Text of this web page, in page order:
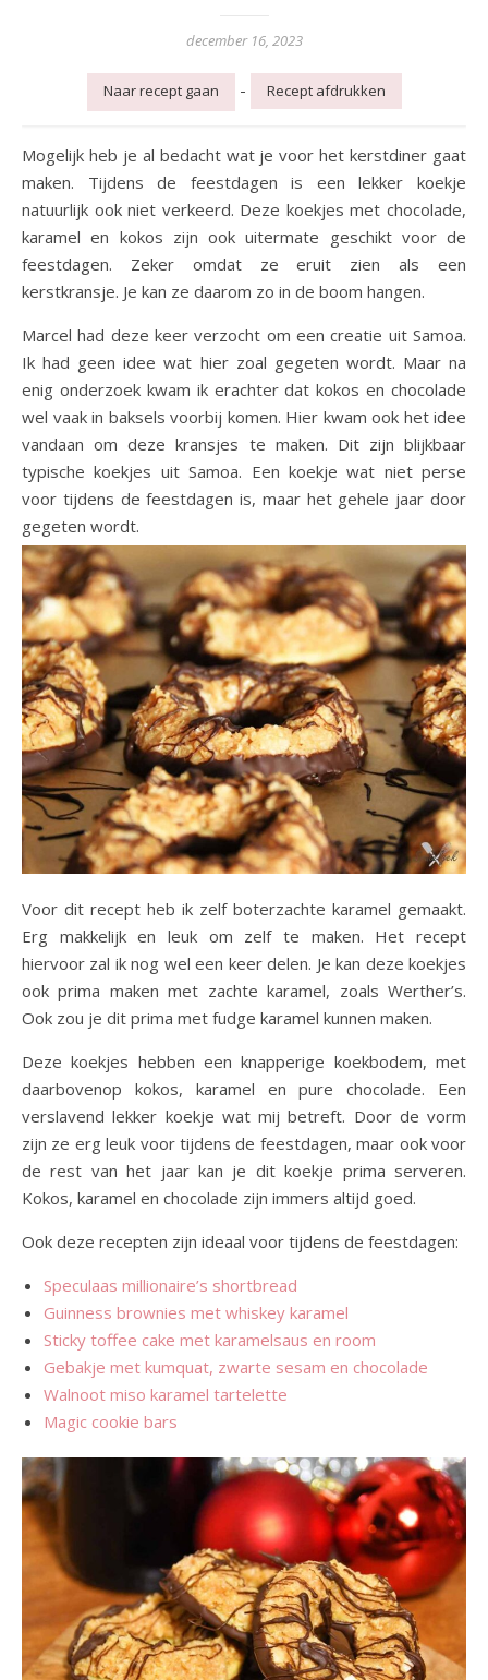
december 16, 2023
Naar recept gaan - Recept afdrukken
Mogelijk heb je al bedacht wat je voor het kerstdiner gaat
maken. Tijdens de feestdagen is een lekker koekje
natuurlijk ook niet verkeerd. Deze koekjes met chocolade,
karamel en kokos zijn ook uitermate geschikt voor de
feestdagen. Zeker omdat ze eruit zien als een
kerstkransje. Je kan ze daarom zo in de boom hangen.
Marcel had deze keer verzocht om een creatie uit Samoa.
Ik had geen idee wat hier zoal gegeten wordt. Maar na
enig onderzoek kwam ik erachter dat kokos en chocolade
wel vaak in baksels voorbij komen. Hier kwam ook het idee
vandaan om deze kransjes te maken. Dit zijn blijkbaar
typische koekjes uit Samoa. Een koekje wat niet perse
voor tijdens de feestdagen is, maar het gehele jaar door
gegeten wordt.
Voor dit recept heb ik zelf boterzachte karamel gemaakt.
Erg makkelijk en leuk om zelf te maken. Het recept
hiervoor zal ik nog wel een keer delen. Je kan deze koekjes
ook prima maken met zachte karamel, zoals Werther’s.
Ook zou je dit prima met fudge karamel kunnen maken.
Deze koekjes hebben een knapperige koekbodem, met
daarbovenop kokos, karamel en pure chocolade. Een
verslavend lekker koekje wat mij betreft. Door de vorm
zijn ze erg leuk voor tijdens de feestdagen, maar ook voor
de rest van het jaar kan je dit koekje prima serveren.
Kokos, karamel en chocolade zijn immers altijd goed.
Ook deze recepten zijn ideaal voor tijdens de feestdagen:
Speculaas millionaire’s shortbread
Guinness brownies met whiskey karamel
Sticky toffee cake met karamelsaus en room
Gebakje met kumquat, zwarte sesam en chocolade
Walnoot miso karamel tartelette
Magic cookie bars